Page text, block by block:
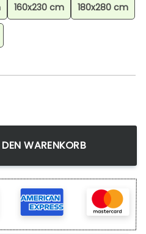
160x230 cm 180x280 cm
Teppich, Minecraft Teppich
WARENKORB